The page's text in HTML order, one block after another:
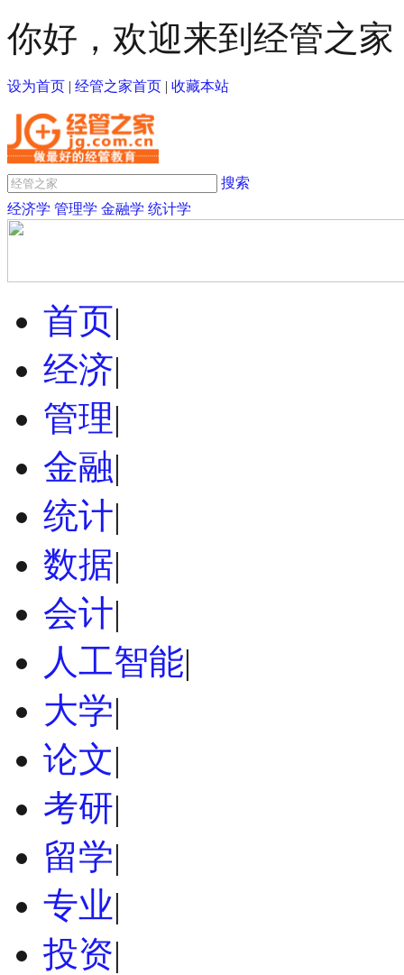
你好，欢迎来到经管之家
设为首页 | 经管之家首页 | 收藏本站
搜索
经济学 管理学 金融学 统计学
首页|
经济|
管理|
金融|
统计|
数据|
会计|
人工智能|
大学|
论文|
考研|
留学|
专业|
投资|